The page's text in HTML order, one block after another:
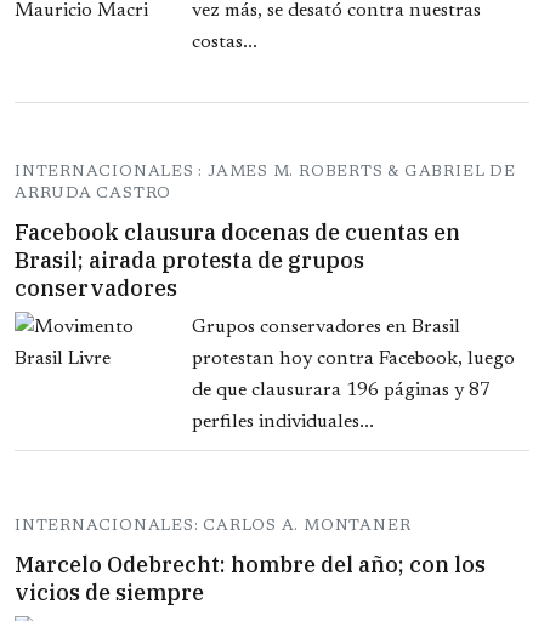
vez más, se desató contra nuestras
costas...
INTERNACIONALES : JAMES M. ROBERTS & GABRIEL DE
ARRUDA CASTRO
Facebook clausura docenas de cuentas en
Brasil; airada protesta de grupos
conservadores
Grupos conservadores en Brasil
protestan hoy contra Facebook, luego
de que clausurara 196 páginas y 87
perfiles individuales...
INTERNACIONALES: CARLOS A. MONTANER
Marcelo Odebrecht: hombre del año; con los
vicios de siempre